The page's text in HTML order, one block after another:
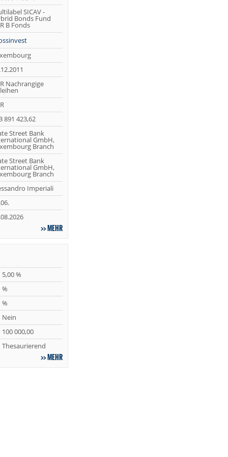
SICAV -
Bonds Fund
B Fonds
Nachrangige
891 423,62
Street Bank
GmbH,
Branch
Street Bank
GmbH,
Branch
Imperiali
MEHR
5,00 %
%
%
Nein
100 000,00
Thesaurierend
MEHR